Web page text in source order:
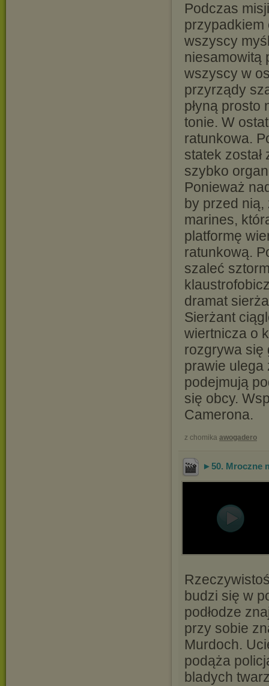
Podczas
przypadkiem
wszyscy
niesamowitą
wszyscy w
przyrządy
płyną prosto
tonie. W
ratunkowa.
statek
szybko
Ponieważ
by przed nią,
marines,
platformę
ratunkową.
szaleć
dramat
Sierżant
wiertnicza o
rozgrywa się
prawie ulega
podejmują
się obcy.
Camerona.
z chomika awogadero
►50. Mroczne
budzi się w
podłodze
przy sobie
Murdoch.
podąża
bladych